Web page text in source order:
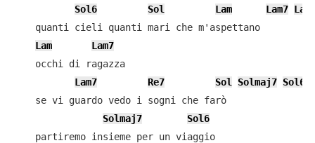
Sol6
Sol Lam Lam7
    quanti cieli quanti mari che m'aspettano
Lam
Lam7
    occhi di ragazza
Lam7
Re7 Sol Solmaj7 Sol6
    se vi guardo vedo i sogni che farò
Solmaj7
Sol6
    partiremo insieme per un viaggio